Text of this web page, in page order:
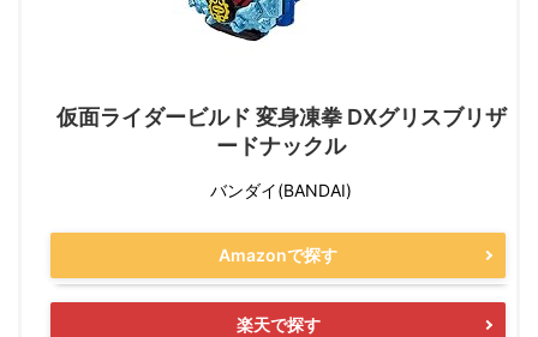
仮面ライダービルド 変身凍拳 DXグリスブリザ
ードナックル
バンダイ(BANDAI)
Amazonで探す
楽天で探す